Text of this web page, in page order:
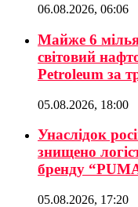
06.08.2026, 06:06
Майже 6
світовий
Petroleum за
05.08.2026, 18:00
Унаслідок
знищено
бренду
05.08.2026, 17:20